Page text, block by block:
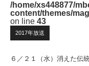
/home/xs448877/
content/themes/
on line 43
2017年放送
６／２１（水）消えた伝